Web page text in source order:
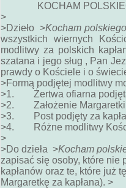
KOCHAM
>
>Dzieło >Kocham
wszystkich wiernych
modlitwy za polskich
szatana i jego sług , Pan
prawdy o Kościele i o
>Formą podjętej modlitwy
>1. Żertwa ofiarna
>2. Założenie Margaretki
>3. Post podjęty za
>4. Różne modlitwy
>
>Do dzieła >Kocham
zapisać się osoby, które nie
kapłanów oraz te, które już
Margaretkę za kapłana). >